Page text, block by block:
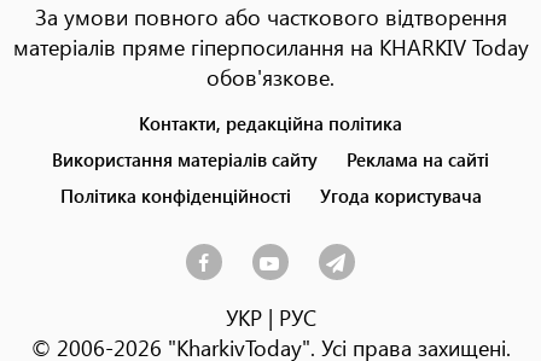
За умови повного або часткового відтворення
матеріалів пряме гіперпосилання на KHARKIV Today
обов'язкове.
menu
Контакти, редакційна політика
Використання матеріалів сайту
Реклама на сайті
Політика конфіденційності
Угода користувача
УКР| РУС
© 2006-2026 "KharkivToday". Усі права захищені.